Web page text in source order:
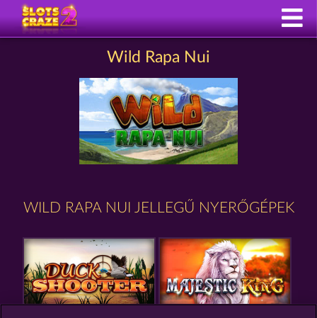
Wild Rapa Nui
WILD RAPA NUI JELLEGŰ NYERŐGÉPEK